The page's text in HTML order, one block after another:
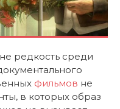
редкость среди
фильмов не
в которых образ